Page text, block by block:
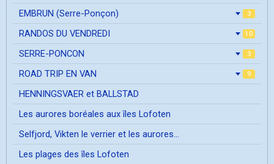
EMBRUN (Serre-Ponçon) 3
RANDOS DU VENDREDI 10
SERRE-PONCON 3
ROAD TRIP EN VAN 9
HENNINGSVAER et BALLSTAD
Les aurores boréales aux îles Lofoten
Selfjord, Vikten le verrier et les aurores...
Les plages des îles Lofoten